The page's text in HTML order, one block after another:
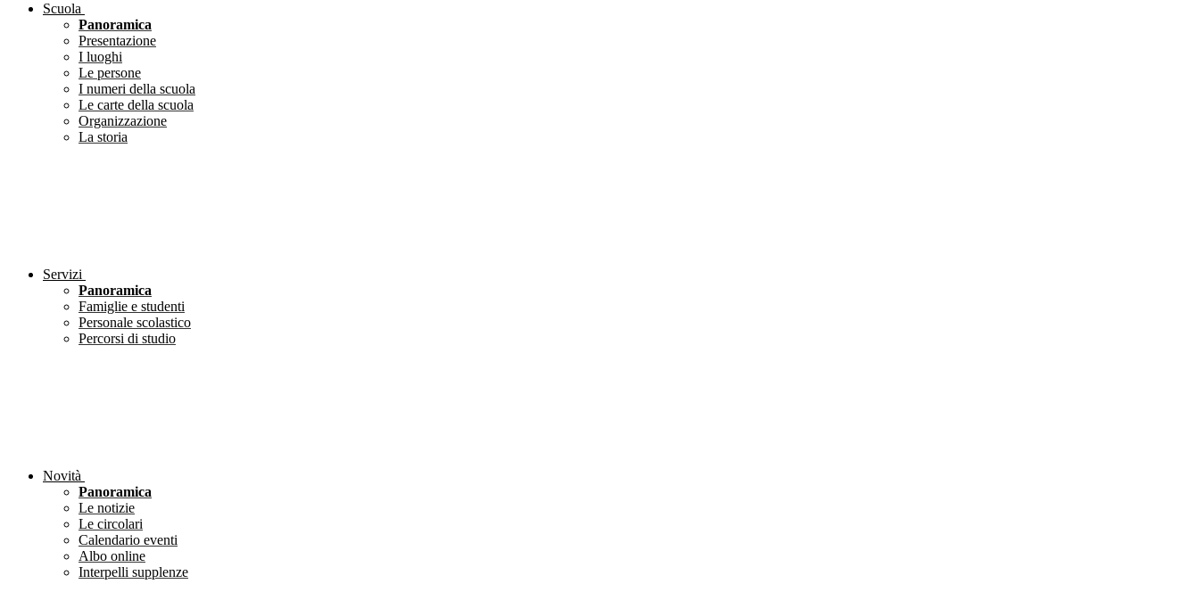
Scuola
Panoramica
Presentazione
I luoghi
Le persone
I numeri della scuola
Le carte della scuola
Organizzazione
La storia
Servizi
Panoramica
Famiglie e studenti
Personale scolastico
Percorsi di studio
Novità
Panoramica
Le notizie
Le circolari
Calendario eventi
Albo online
Interpelli supplenze